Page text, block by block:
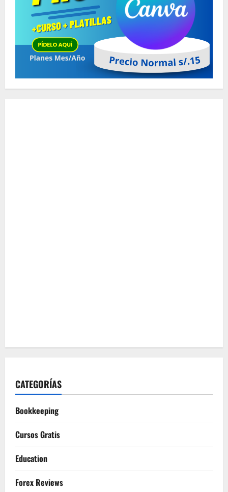
CATEGORÍAS
Bookkeeping
Cursos Gratis
Education
Forex Reviews